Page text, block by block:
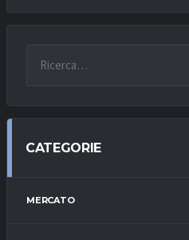
CATEGORIE
MERCATO